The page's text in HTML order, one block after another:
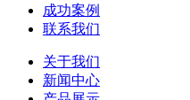
成功案例
联系我们
关于我们
新闻中心